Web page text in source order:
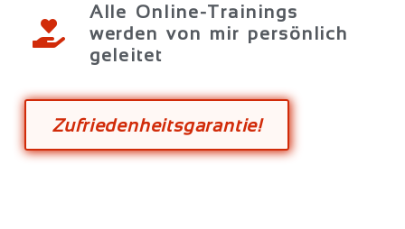
Alle Online-Trainings
werden von mir persönlich
geleitet
Zufriedenheitsgarantie!